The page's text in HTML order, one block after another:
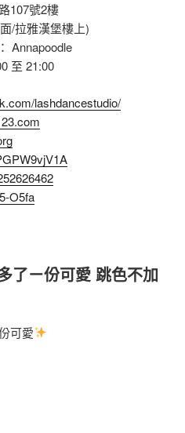
107號2樓
/拉雅漢堡樓上)
Annapoodle
至 21:00
lashdancestudio/
O5fa
了ㄧ份可愛 跳色不加
可愛